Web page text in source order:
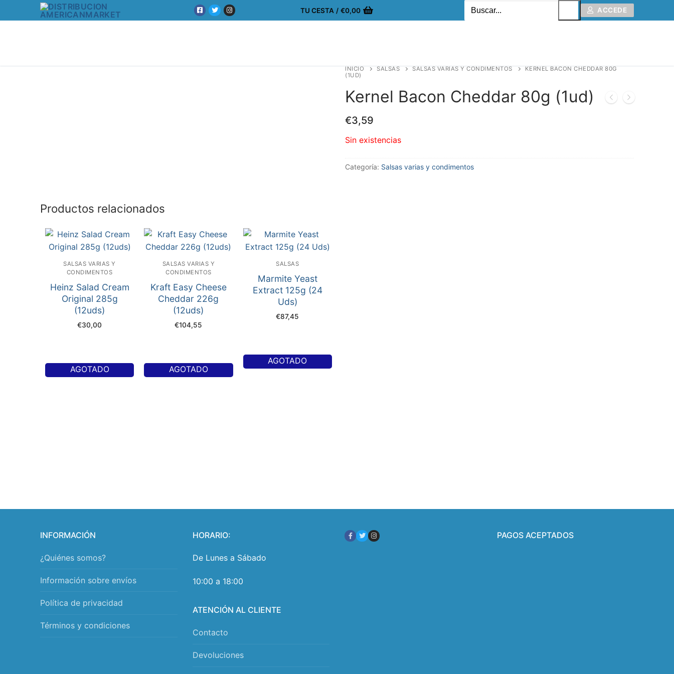
TU CESTA / €0,00 ACCEDE
INICIO SALSAS SALSAS VARIAS Y CONDIMENTOS
KERNEL BACON CHEDDAR 80G
(1UD)
Kernel Bacon Cheddar 80g (1ud)
€3,59
Sin existencias
Categoría: Salsas varias y condimentos
Productos relacionados
SALSAS VARIAS Y
CONDIMENTOS
Heinz Salad Cream
Original 285g
(12uds)
€30,00
AGOTADO
SALSAS VARIAS Y
CONDIMENTOS
Kraft Easy Cheese
Cheddar 226g
(12uds)
€104,55
AGOTADO
SALSAS
Marmite Yeast
Extract 125g (24
Uds)
€87,45
AGOTADO
INFORMACIÓN
¿Quiénes somos?
Información sobre envíos
Política de privacidad
Términos y condiciones
HORARIO:
De Lunes a Sábado
10:00 a 18:00
ATENCIÓN AL CLIENTE
Contacto
Devoluciones
PAGOS ACEPTADOS